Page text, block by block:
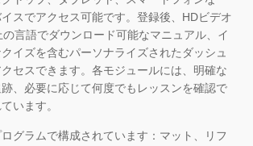
スでアクセス可能です。登録後、HDビデオ
言語でダウンロード可能なマニュアル、イ
イズを含むパーソナライズされたダッシュ
セスできます。各モジュールには、明確な
、必要に応じて何度でもレッスンを確認で
います。
グラムで構成されています：マット、リフ